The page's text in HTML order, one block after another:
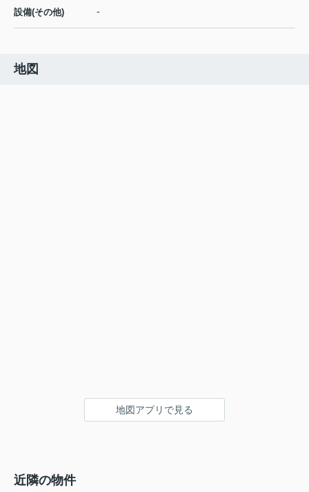
設備(その他) -
地図
地図アプリで見る
近隣の物件